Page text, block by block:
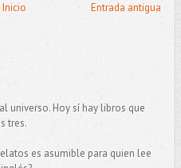
Entrada antigua
Inicio
universo. Hoy sí hay libros que
tres.
es asumible para quien lee